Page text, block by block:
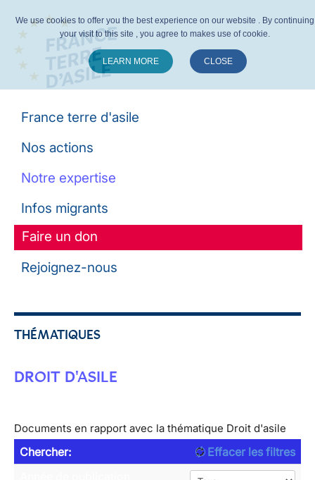
France terre d'asile
Nos actions
Notre expertise
Infos migrants
Faire un don
Rejoignez-nous
THÉMATIQUES
DROIT D'ASILE
Documents en rapport avec la thématique Droit d'asile
Chercher:
Effacer les filtres
We use cookies to offer you the best experience on our website . By continuing
your visit to this site , you agree to makes use of cookie.
LEARN MORE CLOSE